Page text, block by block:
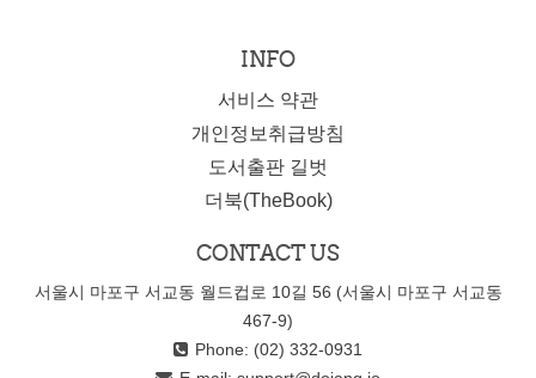
INFO
서비스 약관
개인정보취급방침
도서출판 길벗
더북(TheBook)
CONTACT US
서울시 마포구 서교동 월드컵로 10길 56 (서울시 마포구 서교동
467-9)
Phone: (02) 332-0931